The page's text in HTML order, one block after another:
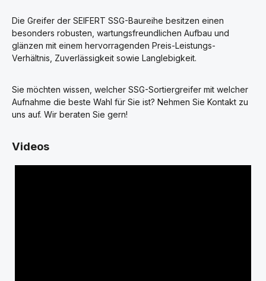
Die Greifer der SEIFERT SSG-Baureihe besitzen einen
besonders robusten, wartungsfreundlichen Aufbau und
glänzen mit einem hervorragenden Preis-Leistungs-
Verhältnis, Zuverlässigkeit sowie Langlebigkeit.
Sie möchten wissen, welcher SSG-Sortiergreifer mit welcher
Aufnahme die beste Wahl für Sie ist? Nehmen Sie Kontakt zu
uns auf. Wir beraten Sie gern!
Videos